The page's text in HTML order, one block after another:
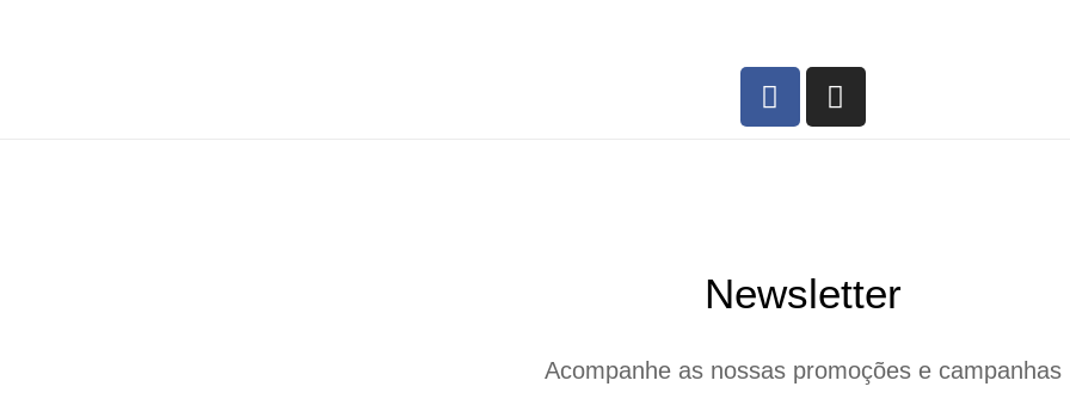
Newsletter
Acompanhe as nossas promoções e campanhas